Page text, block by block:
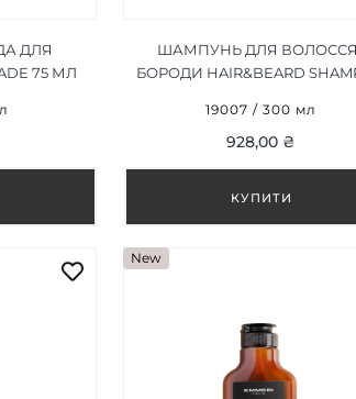
ДЛЯ
75 МЛ
ШАМПУНЬ ДЛЯ ВОЛОССЯ
БОРОДИ HAIR&BEARD
19007 / 300 мл
928,00 ₴
New